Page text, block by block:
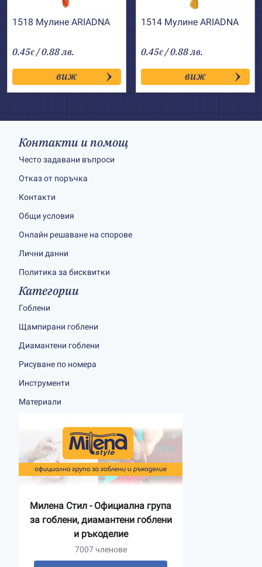
1518 Мулине АRIADNA
0.45€ / 0.88 лв.
виж
1514 Мулине АRIADNA
0.45€ / 0.88 лв.
виж
Контакти и помощ
Често задавани въпроси
Отказ от поръчка
Контакти
Общи условия
Онлайн решаване на спорове
Лични данни
Политика за бисквитки
Категории
Гоблени
Щампирани гоблени
Диамантени гоблени
Рисуване по номера
Инструменти
Материали
Милена Стил - Официална група
за гоблени, диамантени гоблени
и ръкоделие
7007 членове